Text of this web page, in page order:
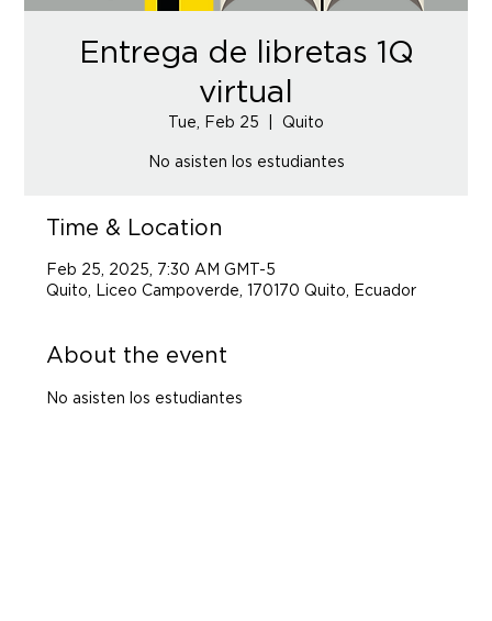
Entrega de libretas 1Q
virtual
Tue, Feb 25 Quito
No asisten los estudiantes
Time & Location
Feb 25, 2025, 7:30 AM GMT-5
Quito, Liceo Campoverde, 170170 Quito, Ecuador
About the event
No asisten los estudiantes